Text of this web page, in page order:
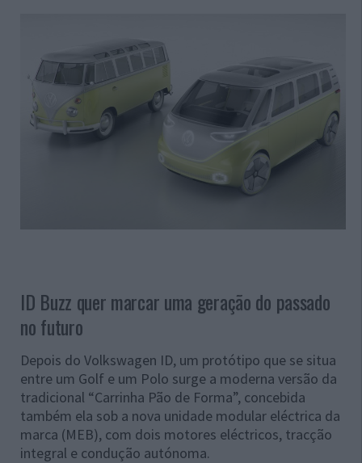
ID Buzz quer marcar uma geração do passado
no futuro
Depois do Volkswagen ID, um protótipo que se situa
entre um Golf e um Polo surge a moderna versão da
tradicional “Carrinha Pão de Forma”, concebida
também ela sob a nova unidade modular eléctrica da
marca (MEB), com dois motores eléctricos, tracção
integral e condução autónoma.